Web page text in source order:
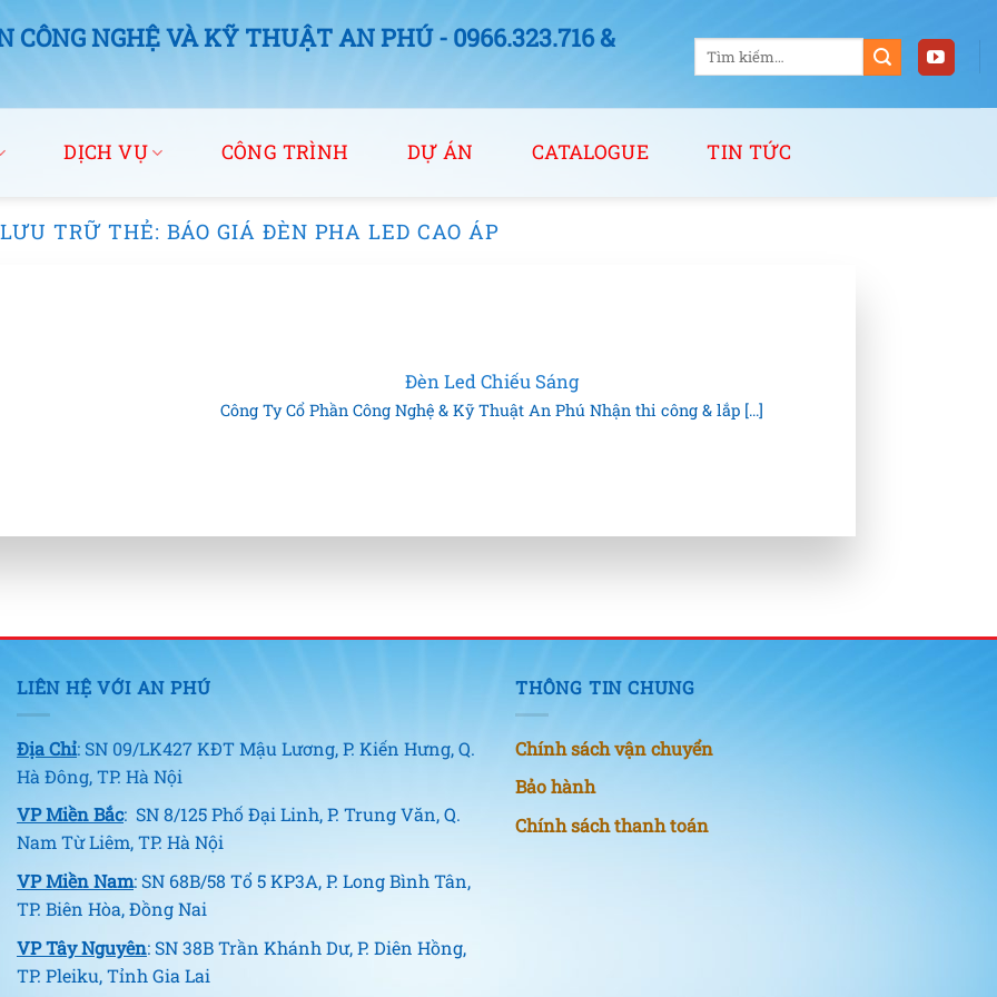
CÔNG NGHỆ VÀ KỸ THUẬT AN PHÚ - 0966.323.716 &
Tìm
kiếm:
DỊCH VỤ CÔNG TRÌNH DỰ ÁN CATALOGUE TIN TỨC
LƯU TRỮ THẺ: BÁO GIÁ ĐÈN PHA LED CAO ÁP
Đèn Led Chiếu Sáng
Công Ty Cổ Phần Công Nghệ & Kỹ Thuật An Phú Nhận thi công & lắp [...]
LIÊN HỆ VỚI AN PHÚ
Địa Chỉ: SN 09/LK427 KĐT Mậu Lương, P. Kiến Hưng, Q.
Hà Đông, TP. Hà Nội
VP Miền Bắc: SN 8/125 Phố Đại Linh, P. Trung Văn, Q.
Nam Từ Liêm, TP. Hà Nội
VP Miền Nam: SN 68B/58 Tổ 5 KP3A, P. Long Bình Tân,
TP. Biên Hòa, Đồng Nai
VP Tây Nguyên: SN 38B Trần Khánh Dư, P. Diên Hồng,
TP. Pleiku, Tỉnh Gia Lai
THÔNG TIN CHUNG
Chính sách vận chuyển
Bảo hành
Chính sách thanh toán